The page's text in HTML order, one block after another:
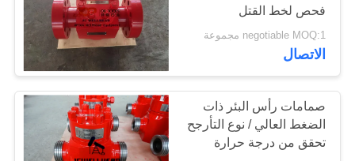
المعمل
مراقبة
الجودة
فحص لخط القتل
negotiable MOQ:1 مجموعة
الاتصال
صمامات رأس البئر ذات
الضغط العالي / نوع التأرجح
تحقق من درجة حرارة